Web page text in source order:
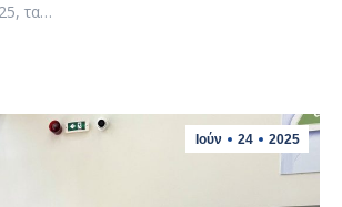
τα…
Ιούν 24 2025